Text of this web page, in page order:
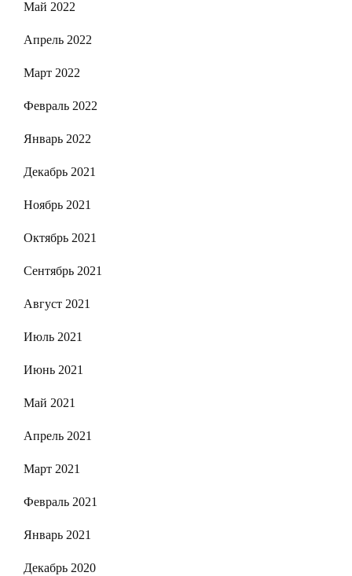
Май 2022
Апрель 2022
Март 2022
Февраль 2022
Январь 2022
Декабрь 2021
Ноябрь 2021
Октябрь 2021
Сентябрь 2021
Август 2021
Июль 2021
Июнь 2021
Май 2021
Апрель 2021
Март 2021
Февраль 2021
Январь 2021
Декабрь 2020